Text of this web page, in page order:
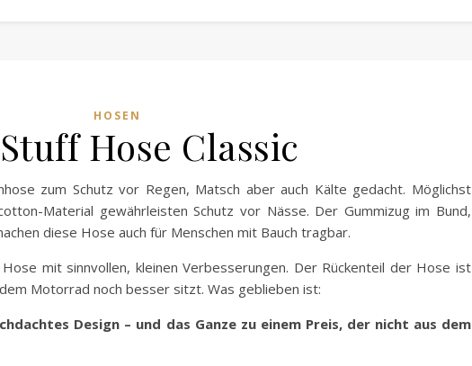
HOSEN
Hose Classic
zum Schutz vor Regen, Matsch aber auch Kälte gedacht. Möglichst
Material gewährleisten Schutz vor Nässe. Der Gummizug im Bund,
diese Hose auch für Menschen mit Bauch tragbar.
mit sinnvollen, kleinen Verbesserungen. Der Rückenteil der Hose ist
Motorrad noch besser sitzt. Was geblieben ist:
Design – und das Ganze zu einem Preis, der nicht aus dem